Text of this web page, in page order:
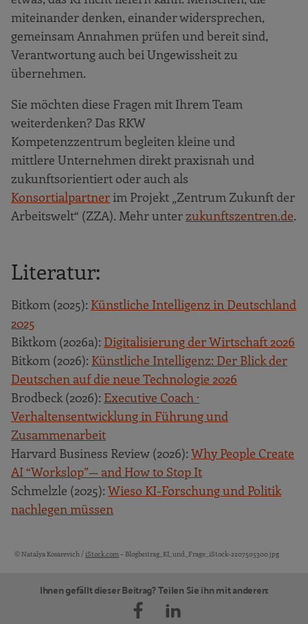
miteinander denken, einander widersprechen,
gemeinsam Annahmen prüfen und bereit sind,
Verantwortung auch bei Ungewissheit zu
übernehmen.
Sie möchten diese Fragen mit Ihrem Team
weiterdenken? Das RKW
Kompetenzzentrum begleiten kleine und
mittlere Unternehmen direkt praxisnah und
zukunftsorientiert oder auch als
Konsortialpartner im Projekt „Zentrum Zukunft der
Arbeitswelt“ (ZZA). Mehr unterzukunftszentren.de.
Literatur:
Bitkom (2025): Künstliche Intelligenz in Deutschland
2025
Biktkom (2026a): Digitalisierung der Wirtschaft 2026
Bitkom (2026): Künstliche Intelligenz: Der Blick der
Deutschen auf die neue Technologie 2026
Brodbeck (2026): Executive Coach ·
Verhaltensentwicklung in Führung und
Zusammenarbeit
Harvard Business Review (2026): Why People Create
AI “Workslop”— and How to Stop It
Schmelzle (2025): Wieso KI-Forschung und Politik
nachlegen müssen
Bildquellen und Copyright-Hinweise
© Natalya Kosarevich / iStock.com – Blogbeitrag_KI_und_Frage_iStock-2207505300.jpg
Ihnen gefällt dieser Beitrag? Teilen Sie ihn mit anderen: